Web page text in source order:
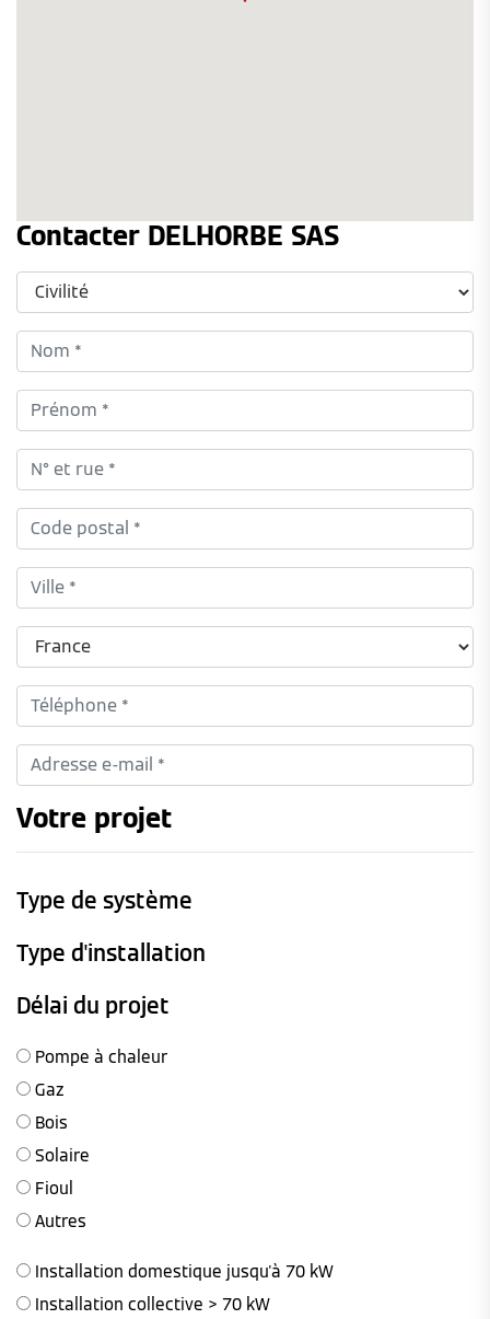
Contacter DELHORBE SAS
Votre projet
Type de système
Type d'installation
Délai du projet
Pompe à chaleur
Gaz
Bois
Solaire
Fioul
Autres
Installation domestique jusqu'à 70 kW
Installation collective > 70 kW